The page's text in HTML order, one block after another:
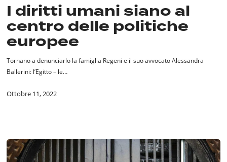
I diritti umani siano al
centro delle politiche
europee
Tornano a denunciarlo la famiglia Regeni e il suo avvocato Alessandra
Ballerini: l’Egitto – le…
Ottobre 11, 2022